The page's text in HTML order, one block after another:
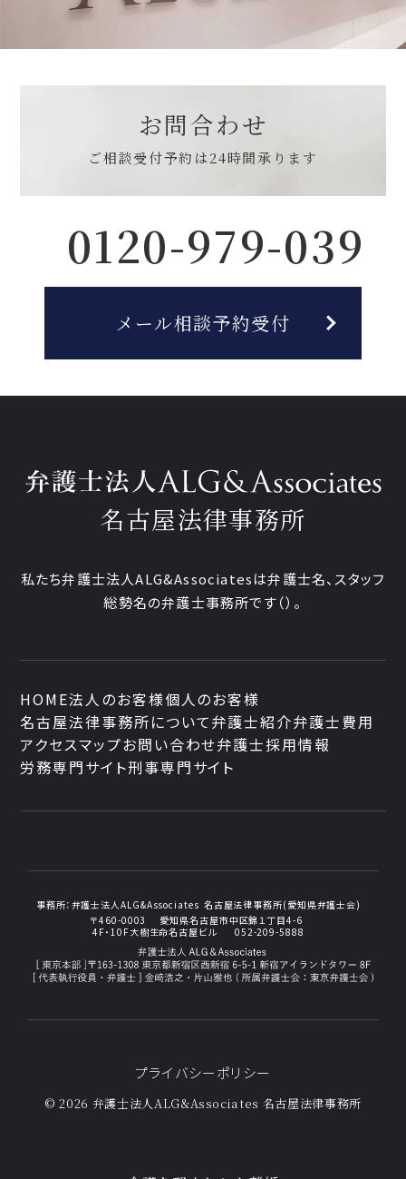
お問合わせ
ご相談受付予約は24時間承ります
0120-979-039
メール相談予約受付
名古屋法律事務所
私たち弁護士法人ALG&Associatesは弁護士名、スタッフ
総勢名の弁護士事務所です（）。
HOME法人のお客様個人のお客様
名古屋法律事務所について弁護士紹介弁護士費用
アクセスマップお問い合わせ弁護士採用情報
労務専門サイト刑事専門サイト
事務所： 弁護士法人ALG&Associates 名古屋法律事務所(愛知県弁護士会)
〒460-0003
愛知県名古屋市中区錦１丁目4-6
4F・10F大樹生命名古屋ビル
052-209-5888
プライバシーポリシー
© 2026 弁護士法人ALG&Associates 名古屋法律事務所